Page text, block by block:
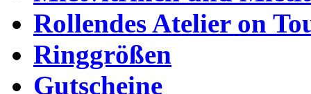
Rollendes Atelier on
Ringgrößen
Gutscheine